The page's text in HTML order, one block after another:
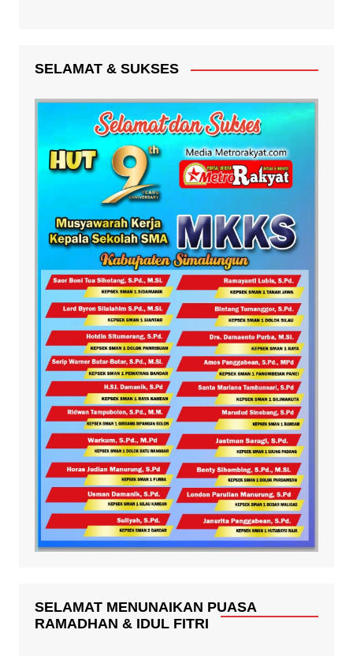
SELAMAT & SUKSES
SELAMAT MENUNAIKAN PUASA
RAMADHAN & IDUL FITRI